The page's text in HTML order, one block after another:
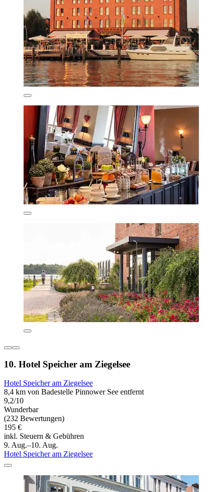
10. Hotel Speicher am Ziegelsee
Hotel Speicher am Ziegelsee
8,4 km von Badestelle Pinnower See entfernt
9,2/10
Wunderbar
(232 Bewertungen)
195 €
inkl. Steuern & Gebühren
9. Aug.–10. Aug.
Hotel Speicher am Ziegelsee